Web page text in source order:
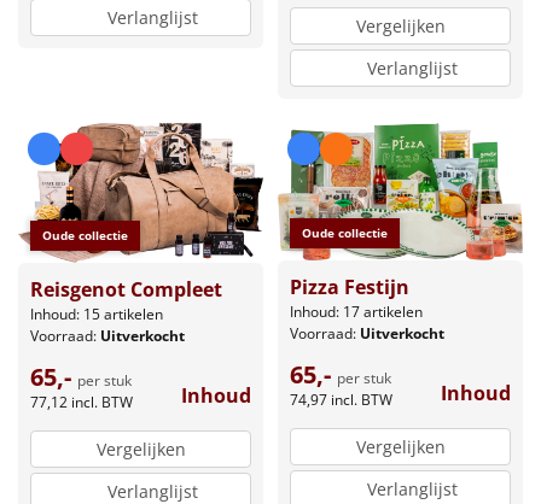
Verlanglijst
Vergelijken
Verlanglijst
Oude collectie
Reisgenot Compleet
Inhoud: 15 artikelen
Voorraad: Uitverkocht
65,- per stuk
77,12 incl. BTW Inhoud
Vergelijken
Verlanglijst
Oude collectie
Pizza Festijn
Inhoud: 17 artikelen
Voorraad: Uitverkocht
65,- per stuk
74,97 incl. BTW Inhoud
Vergelijken
Verlanglijst